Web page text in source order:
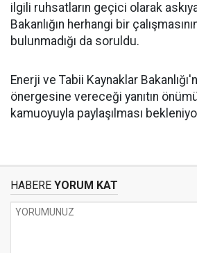
ilgili ruhsatların geçici olarak
Bakanlığın herhangi bir
bulunmadığı da soruldu.
Enerji ve Tabii Kaynaklar
önergesine vereceği yanıtın
kamuoyuyla paylaşılması
HABERE YORUM KAT